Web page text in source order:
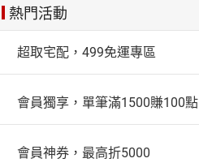
熱門活動
超取宅配，499免運專區
會員獨享，單筆滿1500賺100點
會員神券，最高折5000